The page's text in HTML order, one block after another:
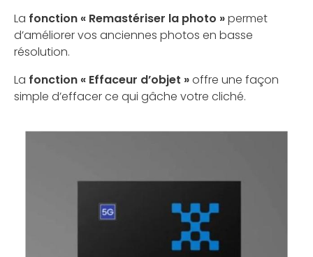
La fonction « Remastériser la photo »permet
d’améliorer vos anciennes photos en basse
résolution.
La fonction « Effaceur d’objet »offre une façon
simple d’effacer ce qui gâche votre cliché.